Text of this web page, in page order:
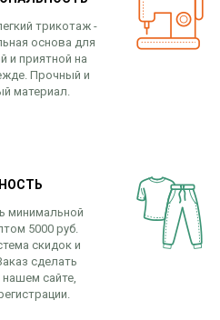
трикотаж -
основа для
и приятной на
Прочный и
материал.
минимальной
5000 руб.
скидок и
сделать
сайте,